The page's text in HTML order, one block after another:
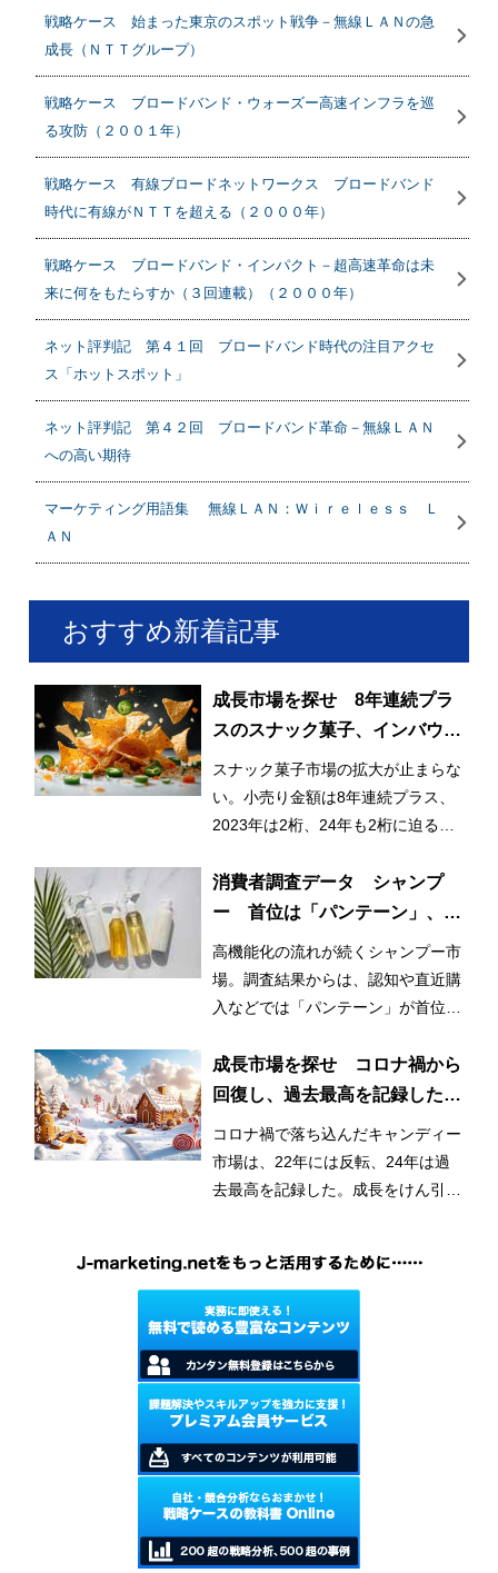
戦略ケース 始まった東京のスポット戦争－無線ＬＡＮの急
成長（ＮＴＴグループ）
戦略ケース ブロードバンド・ウォーズー高速インフラを巡
る攻防（２００１年）
戦略ケース 有線ブロードネットワークス ブロードバンド
時代に有線がＮＴＴを超える（２０００年）
戦略ケース ブロードバンド・インパクト－超高速革命は未
来に何をもたらすか（３回連載）（２０００年）
ネット評判記 第４１回 ブロードバンド時代の注目アクセ
ス「ホットスポット」
ネット評判記 第４２回 ブロードバンド革命－無線ＬＡＮ
への高い期待
マーケティング用語集 無線ＬＡＮ：Ｗｉｒｅｌｅｓｓ Ｌ
ＡＮ
おすすめ新着記事
成長市場を探せ 8年連続プラ
スのスナック菓子、インバウン
ドも貢献
スナック菓子市場の拡大が止まらな
い。小売り金額は8年連続プラス、
2023年は2桁、24年も2桁に迫る成
消費者調査データ シャンプ
ー 首位は「パンテーン」、迫
る「ラックス」、再購入意向に
は高機能ブランド並ぶ
高機能化の流れが続くシャンプー市
場。調査結果からは、認知や直近購
入などでは「パンテーン」が首位を
なブランドが上位に並んだ。
成長市場を探せ コロナ禍から
回復し、過去最高を記録したキ
ャンディー
コロナ禍で落ち込んだキャンディー
市場は、22年には反転、24年は過
去最高を記録した。成長をけん引し